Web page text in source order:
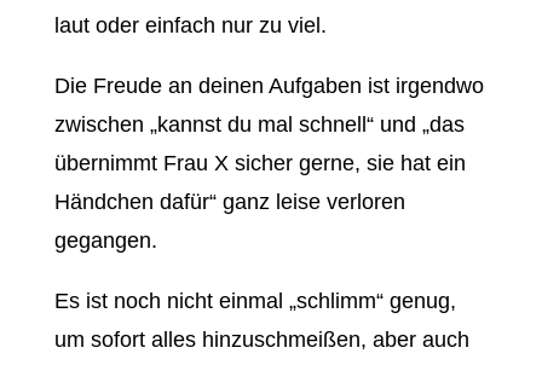
laut oder einfach nur zu viel.
Die Freude an deinen Aufgaben ist irgendwo
zwischen „kannst du mal schnell“ und „das
übernimmt Frau X sicher gerne, sie hat ein
Händchen dafür“ ganz leise verloren
gegangen.
Es ist noch nicht einmal „schlimm“ genug,
um sofort alles hinzuschmeißen, aber auch